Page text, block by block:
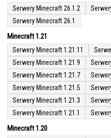
Serwery Minecraft 26.1.2
Serwery Minecraft 26.1
Minecraft 1.21
Serwery Minecraft 1.21.11
Serwery Minecraft 1.21.9
Serwery Minecraft 1.21.7
Serwery Minecraft 1.21.5
Serwery Minecraft 1.21.3
Serwery Minecraft 1.21.1
Minecraft 1.20